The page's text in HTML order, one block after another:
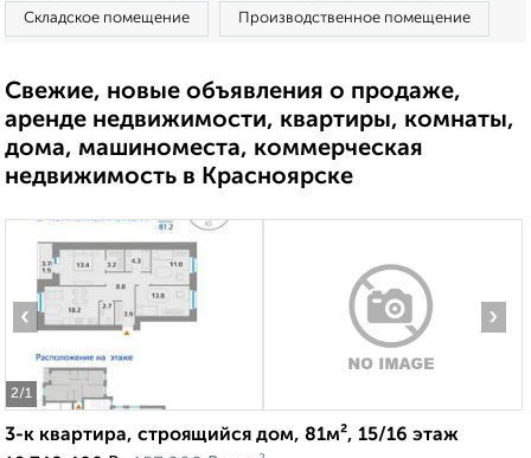
Складское помещение Производственное помещение
Свежие, новые объявления о продаже,
аренде недвижимости, квартиры, комнаты,
дома, машиноместа, коммерческая
недвижимость в Красноярске
2/1
‹ ›
3-к квартира, строящийся дом, 81м², 15/16 этаж